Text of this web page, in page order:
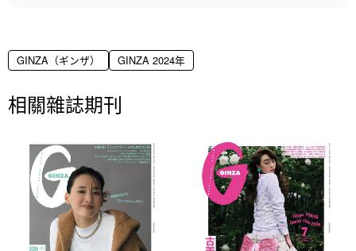
GINZA（ギンザ） GINZA 2024年
相關雜誌期刊